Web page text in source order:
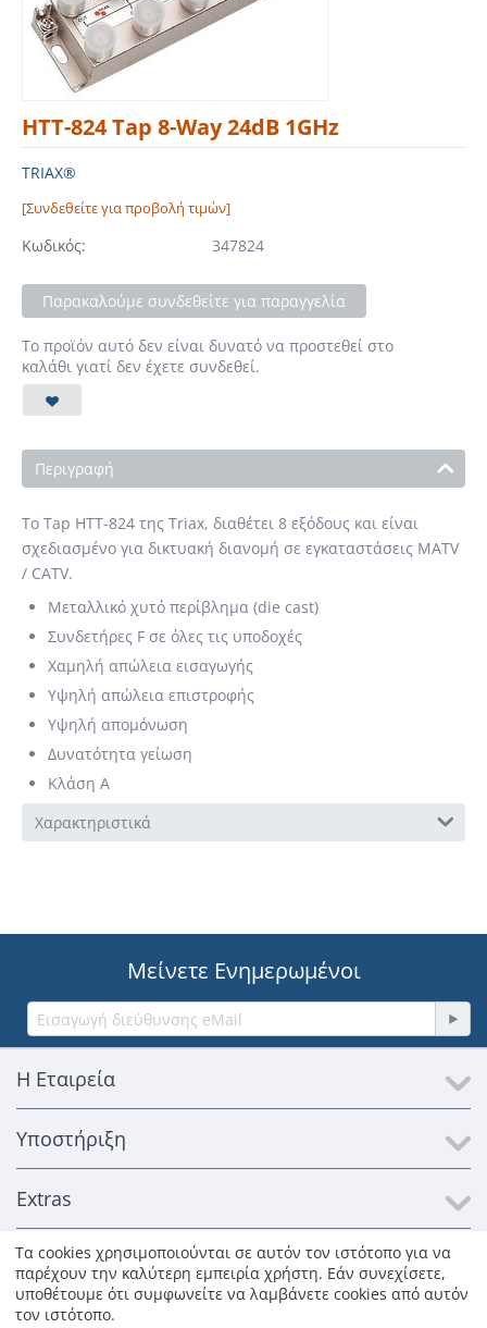
HTT-824 Tap 8-Way 24dB 1GHz
TRIAX®
[Συνδεθείτε για προβολή τιμών]
Κωδικός: 347824
Παρακαλούμε συνδεθείτε για παραγγελία
Το προϊόν αυτό δεν είναι δυνατό να προστεθεί στο
καλάθι γιατί δεν έχετε συνδεθεί.
Περιγραφή
Το Τap HTT-824 της Triax, διαθέτει 8 εξόδους και είναι
σχεδιασμένο για δικτυακή διανομή σε εγκαταστάσεις MATV
/ CATV.
Μεταλλικό χυτό περίβλημα (die cast)
Συνδετήρες F σε όλες τις υποδοχές
Χαμηλή απώλεια εισαγωγής
Υψηλή απώλεια επιστροφής
Υψηλή απομόνωση
Δυνατότητα γείωση
Κλάση Α
Χαρακτηριστικά
Μείνετε Ενημερωμένοι
Η Εταιρεία
Υποστήριξη
Extras
Επικοινωνία
© 1996-2026 Kosmosat SA. Με επιφύλαξη παντός δικαιώματος.
Τα cookies χρησιμοποιούνται σε αυτόν τον ιστότοπο για να
παρέχουν την καλύτερη εμπειρία χρήστη. Εάν συνεχίσετε,
υποθέτουμε ότι συμφωνείτε να λαμβάνετε cookies από αυτόν
τον ιστότοπο.